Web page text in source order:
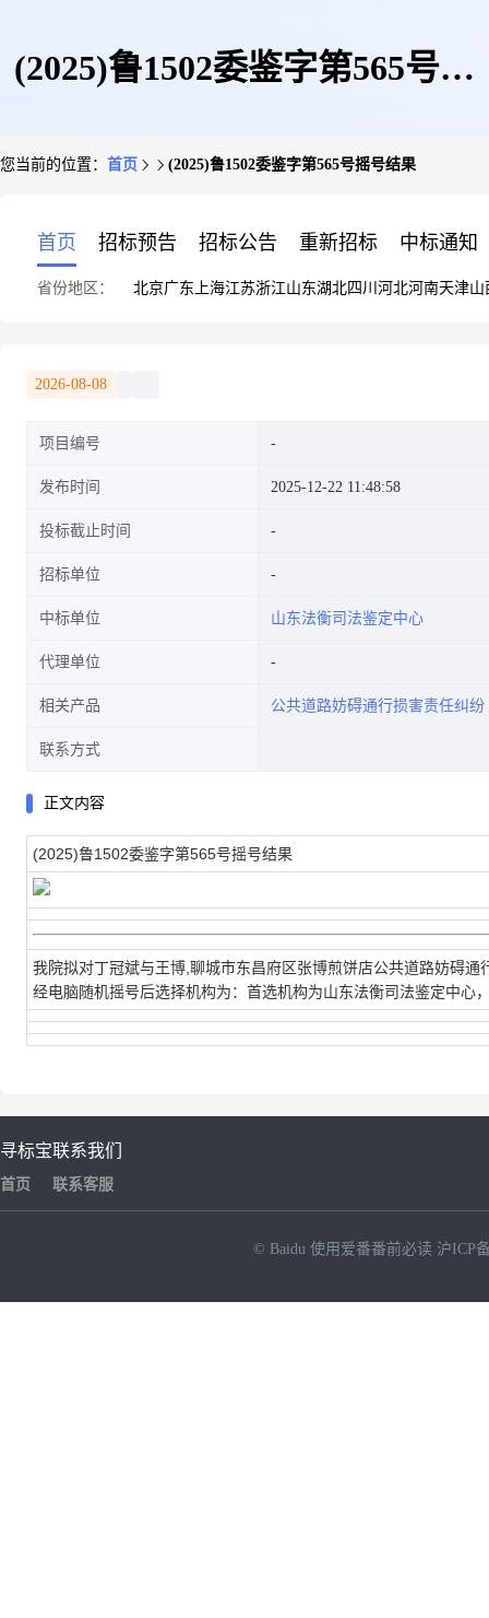
(2025)鲁1502委鉴字第565号摇
您当前的位置： 首页 (2025)鲁1502委鉴字第565号摇号结果
首页 招标预告 招标公告 重新招标 中标通知
省份地区： 北京广东 上海江苏浙江山东湖北四川 河北河南天津山
2026-08-08
项目编号
发布时间 2025-12-22 11:48:58
投标截止时间
招标单位
中标单位 山东法衡司法鉴定中心
代理单位
相关产品 公共道路妨碍通行损害责任纠纷
联系方式
正文内容
(2025)鲁1502委鉴字第565号摇号结果
我院拟对丁冠斌与王博,聊城市东昌府区张博煎饼店公共道路妨碍
经电脑随机摇号后选择机构为：首选机构为山东法衡司法鉴定中心
寻标宝
首页
联系我们
联系客服
© Baidu 使用爱番番前必读 沪ICP